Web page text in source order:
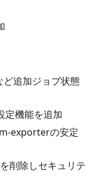
追加ジョブ状態
定機能を追加
exporterの安定
削除しセキュリテ